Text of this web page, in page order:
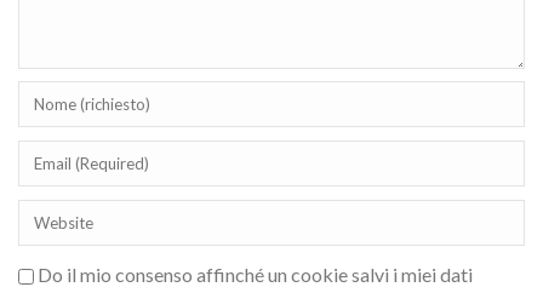
Do il mio consenso affinché un cookie salvi i miei dati